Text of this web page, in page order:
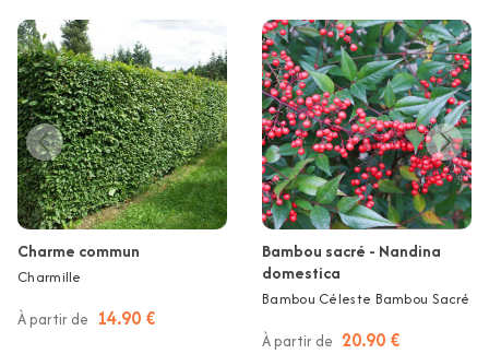
Charme commun
Charmille
À partir de 14.90 €
Bambou sacré - Nandina
domestica
Bambou Céleste Bambou Sacré
À partir de 20.90 €